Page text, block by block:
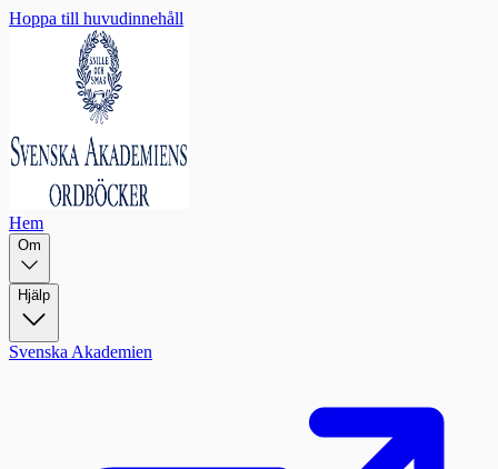
Hoppa till huvudinnehåll
Hem
Om
Hjälp
Svenska Akademien